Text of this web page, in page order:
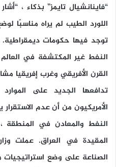
“فاينانشيال تايمز” بذكاء ،
اللورد الطيب لم يراه مناسبًا
توجد فيها حكومات ديمقراطية.
النفط غير المكتشفة في
القرن الأفريقي وغرب إفريقيا
تدافعها الجديد على
الأمريكيون من أن عدم
النفط والمعادن في المنطقة
المقيدة في العراق. عملت
الصناعة على وضع